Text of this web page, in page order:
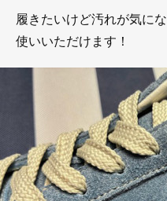
履きたいけど汚れが気に
使いいただけます！